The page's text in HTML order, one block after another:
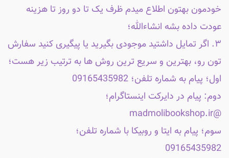
خودمون بهتون اطلاع میدم ظرف یک تا دو روز تا هزینه
عودت داده بشه انشاءالله؛
۳. اگر تمایل داشتید موجودی بگیرید یا پیگیری کنید سفارش
تون رو، بهترین و سریع ترین روش ها به ترتیب زیر هست؛
اول؛ پیام به شماره تلفن؛ 09165435982
دوم: پیام در دایرکت اینستاگرام؛
@madmolibookshop.ir
سوم؛ پیام به ایتا و روبیکا با شماره تلفن؛
09165435982